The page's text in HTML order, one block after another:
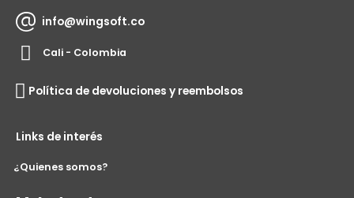
info@wingsoft.co
Cali - Colombia
Política de devoluciones y reembolsos
Links de interés
¿Quienes somos?